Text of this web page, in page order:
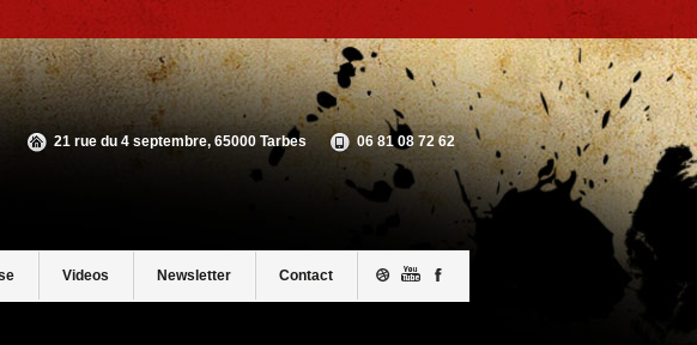
21 rue du 4 septembre, 65000 Tarbes 06 81 08 72 62
Videos Newsletter Contact